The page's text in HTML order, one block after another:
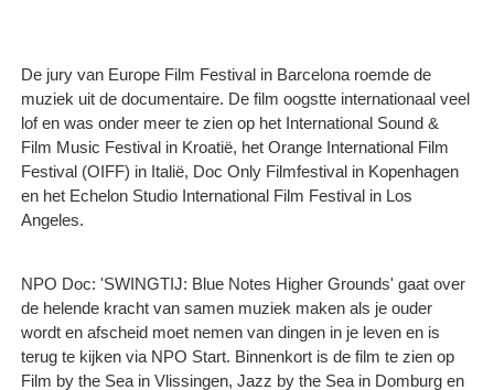
De jury van Europe Film Festival in Barcelona roemde de
muziek uit de documentaire. De film oogstte internationaal veel
lof en was onder meer te zien op het International Sound &
Film Music Festival in Kroatië, het Orange International Film
Festival (OIFF) in Italië, Doc Only Filmfestival in Kopenhagen
en het Echelon Studio International Film Festival in Los
Angeles.
NPO Doc: 'SWINGTIJ: Blue Notes Higher Grounds' gaat over
de helende kracht van samen muziek maken als je ouder
wordt en afscheid moet nemen van dingen in je leven en is
terug te kijken via NPO Start. Binnenkort is de film te zien op
Film by the Sea in Vlissingen, Jazz by the Sea in Domburg en